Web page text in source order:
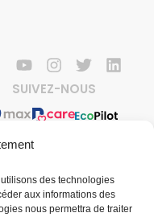
des technologies
aux informations des
nous permettra de traiter
SUIVEZ-NOUS